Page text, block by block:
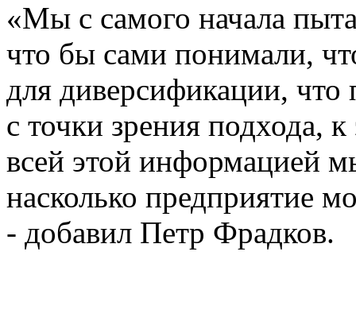
«Мы с самого начала
что бы сами понимали,
для диверсификации,
с точки зрения подхода,
всей этой информацией
насколько предприятие
- добавил Петр Фрадков.